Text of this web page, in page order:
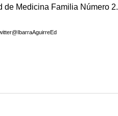
de Medicina Familia Número 2.